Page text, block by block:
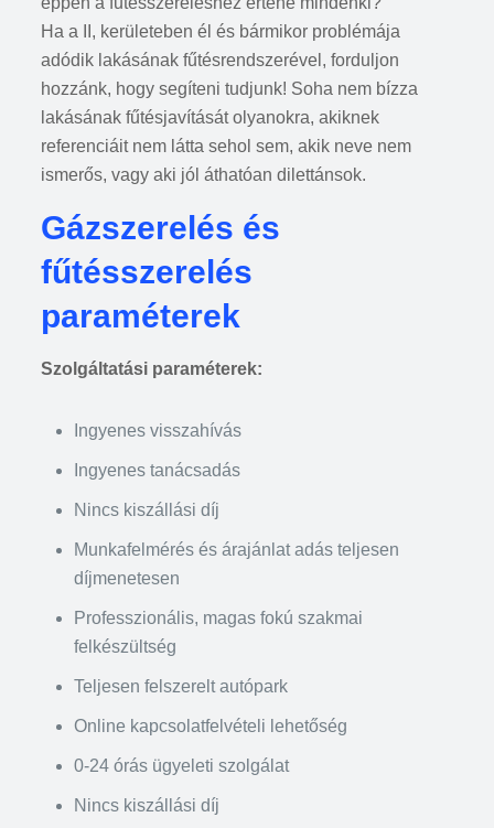
Ha a II, kerületeben él és bármikor problémája
adódik lakásának fűtésrendszerével, forduljon
hozzánk, hogy segíteni tudjunk! Soha nem bízza
lakásának fűtésjavítását olyanokra, akiknek
referenciáit nem látta sehol sem, akik neve nem
ismerős, vagy aki jól áthatóan dilettánsok.
Gázszerelés és
fűtésszerelés
paraméterek
Szolgáltatási paraméterek:
Ingyenes visszahívás
Ingyenes tanácsadás
Nincs kiszállási díj
Munkafelmérés és árajánlat adás teljesen
díjmenetesen
Professzionális, magas fokú szakmai
felkészültség
Teljesen felszerelt autópark
Online kapcsolatfelvételi lehetőség
0-24 órás ügyeleti szolgálat
Nincs kiszállási díj